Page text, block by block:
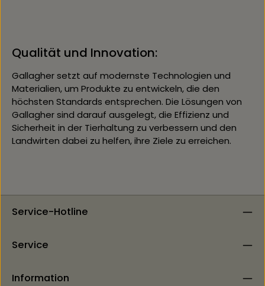
Qualität und Innovation:
Gallagher setzt auf modernste Technologien und
Materialien, um Produkte zu entwickeln, die den
höchsten Standards entsprechen. Die Lösungen von
Gallagher sind darauf ausgelegt, die Effizienz und
Sicherheit in der Tierhaltung zu verbessern und den
Landwirten dabei zu helfen, ihre Ziele zu erreichen.
Service-Hotline
Service
Information